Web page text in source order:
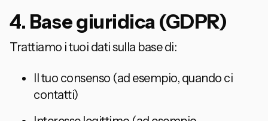
4. Base giuridica (GDPR)
Trattiamo i tuoi dati sulla base di:
Il tuo consenso (ad esempio, quando ci
contatti)